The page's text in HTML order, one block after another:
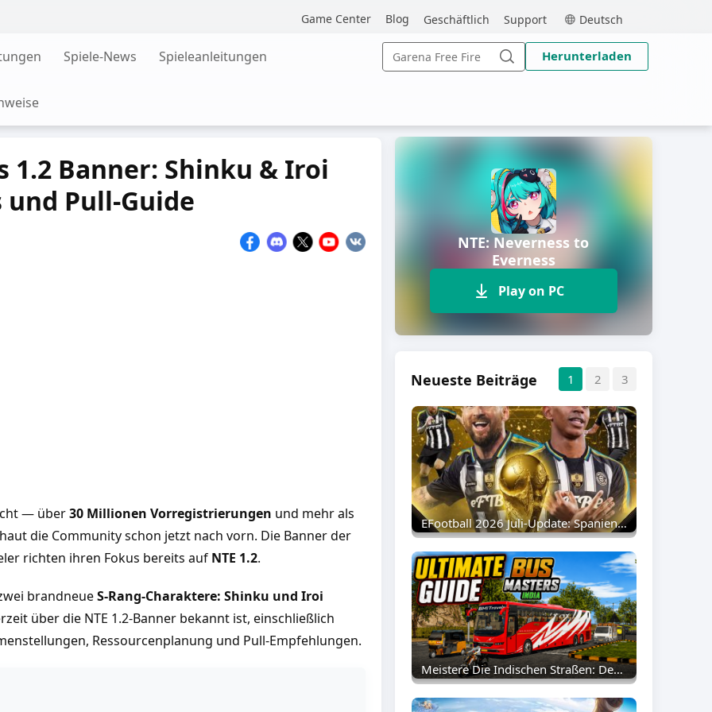
MEmu Deutsch
Support
Geschäftlich
Blog
Game Center
Spiele-News Spieleanleitungen
Search
for:
Search
Herunterladen
1.2 Banner: Shinku & Iroi
und Pull-Guide
— über30 Millionen Vorregistrierungen und mehr als
die Community schon jetzt nach vorn. Die Banner der
richten ihren Fokus bereits auf NTE 1.2.
brandneueS-Rang-Charaktere: Shinku und Iroi
über die NTE 1.2-Banner bekannt ist, einschließlich
Ressourcenplanung und Pull-Empfehlungen.
NTE: Neverness to
Everness
Play on PC
Neueste Beiträge 1 2 3
EFootball 2026 Juli-Update: Spanien 2010 Epics Und Phase-13-Nominierungs-Pack Jetzt Live!
Meistere Die Indischen Straßen: Der Ultimative Guide Für Bus Masters: India Simulator Auf Dem PC